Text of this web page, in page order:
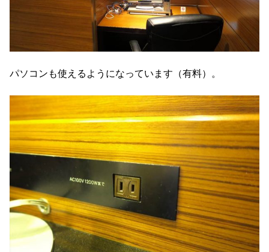
パソコンも使えるようになっています（有料）。